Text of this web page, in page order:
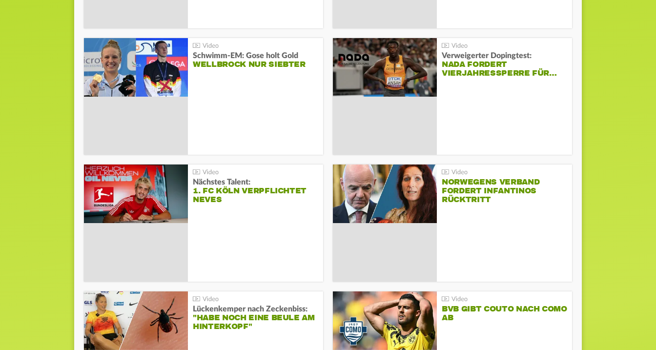
Schwimm-EM: Gose holt Gold
WELLBROCK NUR SIEBTER
Verweigerter Dopingtest:
NADA FORDERT
VIERJAHRESSPERRE FÜR…
Nächstes Talent:
1. FC KÖLN VERPFLICHTET
NEVES
NORWEGENS VERBAND
FORDERT INFANTINOS
RÜCKTRITT
Lückenkemper nach Zeckenbiss:
"HABE NOCH EINE BEULE AM
HINTERKOPF"
BVB GIBT COUTO NACH COMO
AB